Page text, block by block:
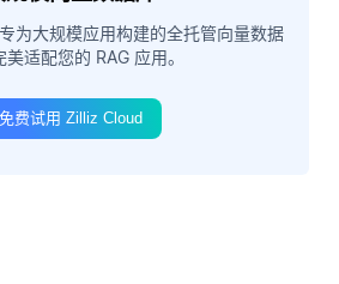
为大规模应用构建的全托管向量数据
美适配您的 RAG 应用。
免费试用 Zilliz Cloud